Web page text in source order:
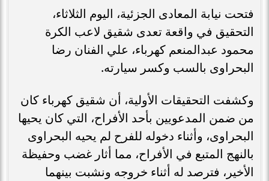
فتحت نيابة المعادى الجزئية، اليوم الثلاثاء،
التحقيق في واقعة تعدى شقيق لاعب الكرة
محمود عبدالمنعم كهرباء، علي الفنان رضا
البحراوى بالسب وكسر سيارته.
وكشفت التحقيقات الأولية، أن شقيق كهرباء كان
من ضمن المدعويين بأحد الأفراح، التي كان يحيها
البحراوى، وأثناء دخوله للفرح لم يحيه البحراوى
بالنهج المتبع في الأفراح، مما أثار غضب وحفيظة
الأخير، فترصد له أثناء خروجه ونشبت بينهما